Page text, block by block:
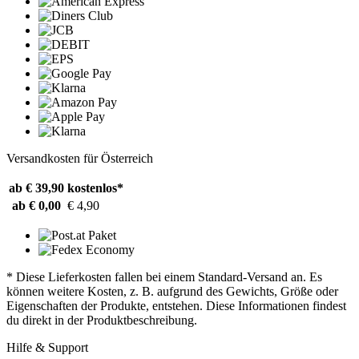
Versandkosten für Österreich
ab € 39,90 kostenlos*
ab € 0,00 € 4,90
* Diese Lieferkosten fallen bei einem Standard-Versand an. Es
können weitere Kosten, z. B. aufgrund des Gewichts, Größe oder
Eigenschaften der Produkte, entstehen. Diese Informationen findest
du direkt in der Produktbeschreibung.
Hilfe & Support